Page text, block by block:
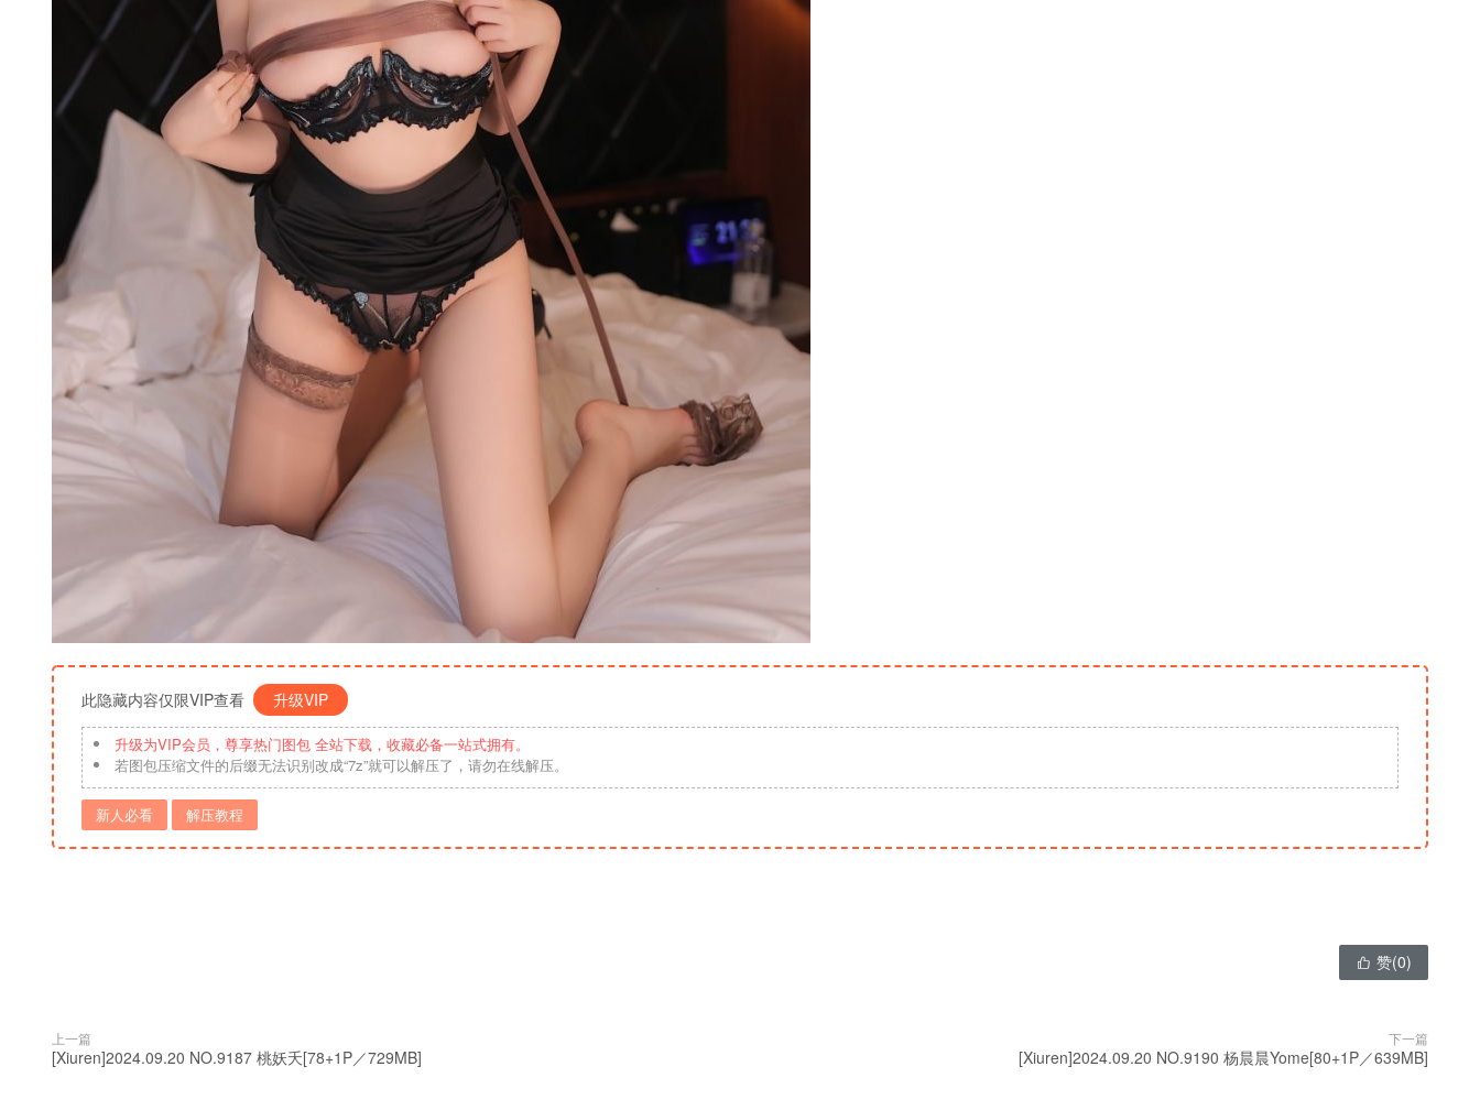
此隐藏内容仅限VIP查看 升级VIP
升级为VIP会员，尊享热门图包 全站下载，收藏必备一站式拥有。
若图包压缩文件的后缀无法识别改成“7z”就可以解压了，请勿在线解压。
新人必看 解压教程
 赞(0)
上一篇
[Xiuren]2024.09.20 NO.9187 桃妖夭[78+1P／729MB]
下一篇
[Xiuren]2024.09.20 NO.9190 杨晨晨Yome[80+1P／639MB]